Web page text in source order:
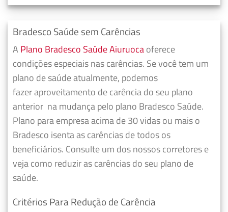
Bradesco Saúde sem Carências
A Plano Bradesco Saúde Aiuruocaoferece
condições especiais nas carências. Se você tem um
plano de saúde atualmente, podemos
fazeraproveitamento de carência do seu plano
anterior na mudança pelo plano Bradesco Saúde.
Plano para empresa acima de 30 vidas ou mais o
Bradesco isenta as carências de todos os
beneficiários. Consulte um dos nossos corretores e
veja como reduzir as carências do seu plano de
saúde.
Critérios Para Redução de Carência